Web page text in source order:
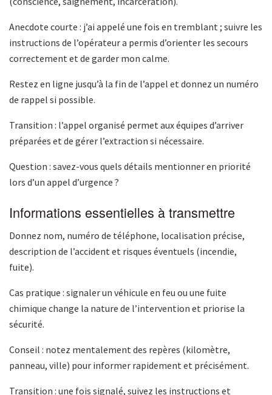
Anecdote courte : j’ai appelé une fois en tremblant ; suivre les
instructions de l’opérateur a permis d’orienter les secours
correctement et de garder mon calme.
Restez en ligne jusqu’à la fin de l’appel et donnez un numéro
de rappel si possible.
Transition : l’appel organisé permet aux équipes d’arriver
préparées et de gérer l’extraction si nécessaire.
Question : savez-vous quels détails mentionner en priorité
lors d’un appel d’urgence ?
Informations essentielles à transmettre
Donnez nom, numéro de téléphone, localisation précise,
description de l’accident et risques éventuels (incendie,
fuite).
Cas pratique : signaler un véhicule en feu ou une fuite
chimique change la nature de l’intervention et priorise la
sécurité.
Conseil : notez mentalement des repères (kilomètre,
panneau, ville) pour informer rapidement et précisément.
Transition : une fois signalé, suivez les instructions et